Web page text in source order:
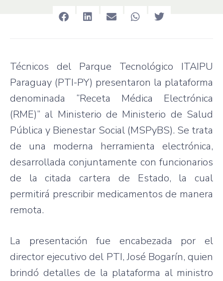
Técnicos del Parque Tecnológico ITAIPU
Paraguay (PTI-PY) presentaron la plataforma
denominada “Receta Médica Electrónica
(RME)” al Ministerio de Ministerio de Salud
Pública y Bienestar Social (MSPyBS). Se trata
de una moderna herramienta electrónica,
desarrollada conjuntamente con funcionarios
de la citada cartera de Estado, la cual
permitirá prescribir medicamentos de manera
remota.
La presentación fue encabezada por el
director ejecutivo del PTI, José Bogarín, quien
brindó detalles de la plataforma al ministro